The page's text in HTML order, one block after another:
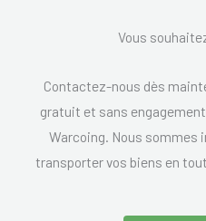
Vous
Contactez-nous dès
gratuit et sans
Warcoing. Nous sommes
transporter vos biens en